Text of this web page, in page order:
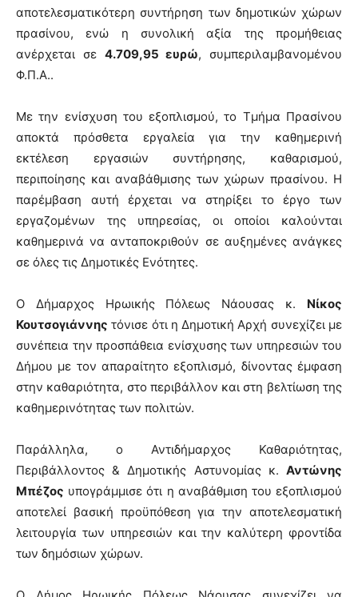
αποτελεσματικότερη συντήρηση των δημοτικών χώρων
πρασίνου, ενώ η συνολική αξία της προμήθειας
ανέρχεται σε 4.709,95 ευρώ, συμπεριλαμβανομένου
Φ.Π.Α..
Με την ενίσχυση του εξοπλισμού, το Τμήμα Πρασίνου
αποκτά πρόσθετα εργαλεία για την καθημερινή
εκτέλεση εργασιών συντήρησης, καθαρισμού,
περιποίησης και αναβάθμισης των χώρων πρασίνου. Η
παρέμβαση αυτή έρχεται να στηρίξει το έργο των
εργαζομένων της υπηρεσίας, οι οποίοι καλούνται
καθημερινά να ανταποκριθούν σε αυξημένες ανάγκες
σε όλες τις Δημοτικές Ενότητες.
Ο Δήμαρχος Ηρωικής Πόλεως Νάουσας κ. Νίκος
Κουτσογιάννης τόνισε ότι η Δημοτική Αρχή συνεχίζει με
συνέπεια την προσπάθεια ενίσχυσης των υπηρεσιών του
Δήμου με τον απαραίτητο εξοπλισμό, δίνοντας έμφαση
στην καθαριότητα, στο περιβάλλον και στη βελτίωση της
καθημερινότητας των πολιτών.
Παράλληλα, ο Αντιδήμαρχος Καθαριότητας,
Περιβάλλοντος & Δημοτικής Αστυνομίας κ. Αντώνης
Μπέζος υπογράμμισε ότι η αναβάθμιση του εξοπλισμού
αποτελεί βασική προϋπόθεση για την αποτελεσματική
λειτουργία των υπηρεσιών και την καλύτερη φροντίδα
των δημόσιων χώρων.